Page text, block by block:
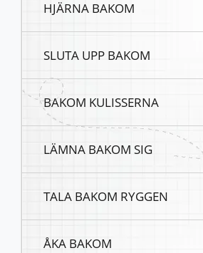
HJÄRNA BAKOM
SLUTA UPP BAKOM
BAKOM KULISSERNA
LÄMNA BAKOM SIG
TALA BAKOM RYGGEN
ÅKA BAKOM